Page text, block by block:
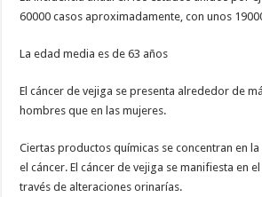
60000 casos aproximadamente, con unos
La edad media es de 63 años
El cáncer de vejiga se presenta alrededor de
hombres que en las mujeres.
Ciertas productos químicas se concentran en
el cáncer. El cáncer de vejiga se manifiesta en
través de alteraciones orinarías.